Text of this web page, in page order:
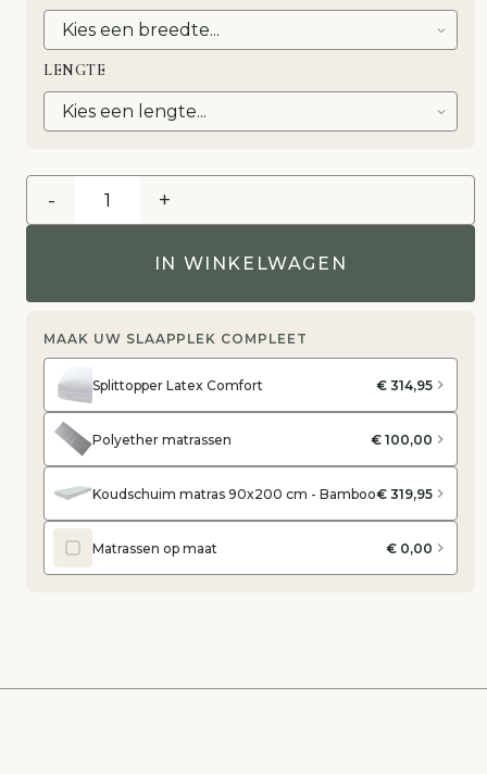
LENGTE
- +
IN WINKELWAGEN
MAAK UW SLAAPPLEK COMPLEET
Splittopper Latex Comfort € 314,95
Polyether matrassen € 100,00
Koudschuim matras 90x200 cm - Bamboo€ 319,95
Matrassen op maat € 0,00